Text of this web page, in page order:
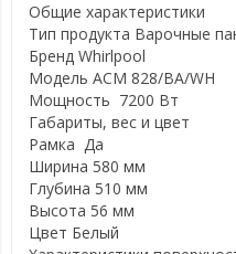
Общие характеристики
Тип продукта Варочные
Бренд Whirlpool
Модель ACM 828/BA/WH
Мощность 7200 Вт
Габариты, вес и цвет
Рамка Да
Ширина 580 мм
Глубина 510 мм
Высота 56 мм
Цвет Белый